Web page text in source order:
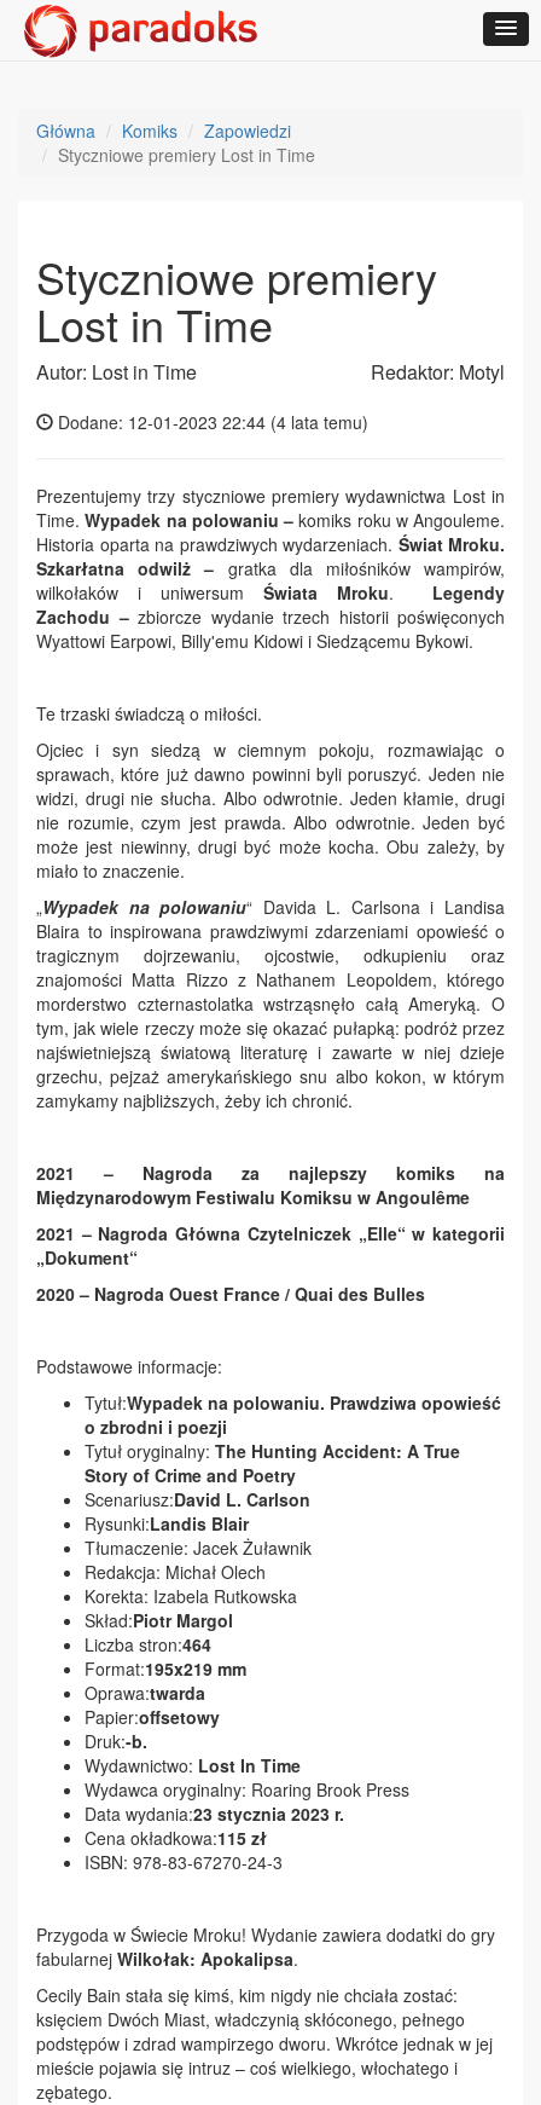
Główna Komiks
Zapowiedzi
Styczniowe premiery Lost in Time
Styczniowe premiery
Lost in Time
Autor: Lost in Time Redaktor: Motyl
Dodane: 12-01-2023 22:44 (4 lata temu)
Prezentujemy trzy styczniowe premiery wydawnictwa Lost in
Time.Wypadek na polowaniu–komiks roku w Angouleme.
Historia oparta na prawdziwych wydarzeniach. Świat Mroku.
Szkarłatna odwilż– gratka dla miłośników wampirów,
wilkołaków i uniwersum Świata Mroku. Legendy
Zachodu – zbiorcze wydanie trzech historii poświęconych
Wyattowi Earpowi, Billy'emu Kidowi i Siedzącemu Bykowi.
Te trzaski świadczą o miłości.
Ojciec i syn siedzą w ciemnym pokoju, rozmawiając o
sprawach, które już dawno powinni byli poruszyć. Jeden nie
widzi, drugi nie słucha. Albo odwrotnie. Jeden kłamie, drugi
nie rozumie, czym jest prawda. Albo odwrotnie. Jeden być
może jest niewinny, drugi być może kocha. Obu zależy, by
miało to znaczenie.
„Wypadek na polowaniu“ Davida L. Carlsona i Landisa
Blaira to inspirowana prawdziwymi zdarzeniami opowieść o
tragicznym dojrzewaniu, ojcostwie, odkupieniu oraz
znajomości Matta Rizzo z Nathanem Leopoldem, którego
morderstwo czternastolatka wstrząsnęło całą Ameryką. O
tym, jak wiele rzeczy może się okazać pułapką: podróż przez
najświetniejszą światową literaturę i zawarte w niej dzieje
grzechu, pejzaż amerykańskiego snu albo kokon, w którym
zamykamy najbliższych, żeby ich chronić.
2021 – Nagroda za najlepszy komiks na
Międzynarodowym Festiwalu Komiksu w Angoulême
2021 – Nagroda Główna Czytelniczek „Elle“ w kategorii
„Dokument“
2020 – Nagroda Ouest France / Quai des Bulles
Podstawowe informacje:
Tytuł:Wypadek na polowaniu. Prawdziwa opowieść
o zbrodni i poezji
Tytuł oryginalny: The Hunting Accident: A True
Story of Crime and Poetry
Scenariusz:David L. Carlson
Rysunki:Landis Blair
Tłumaczenie: Jacek Żuławnik
Redakcja: Michał Olech
Korekta: Izabela Rutkowska
Skład:Piotr Margol
Liczba stron:464
Format:195x219 mm
Oprawa:twarda
Papier:offsetowy
Druk:-b.
Wydawnictwo: Lost In Time
Wydawca oryginalny: Roaring Brook Press
Data wydania:23 stycznia 2023 r.
Cena okładkowa:115 zł
ISBN: 978-83-67270-24-3
Przygoda w Świecie Mroku! Wydanie zawiera dodatki do gry
fabularnej Wilkołak: Apokalipsa.
Cecily Bain stała się kimś, kim nigdy nie chciała zostać:
księciem Dwóch Miast, władczynią skłóconego, pełnego
podstępów i zdrad wampirzego dworu. Wkrótce jednak w jej
mieście pojawia się intruz – coś wielkiego, włochatego i
zębatego.